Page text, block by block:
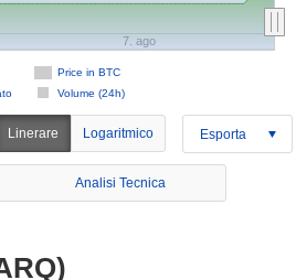
Price in BTC
Volume (24h)
7. ago
Linerare Logaritmico Esporta
Analisi Tecnica